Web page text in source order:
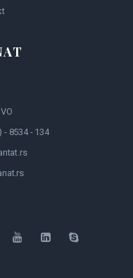
- 8534 - 134